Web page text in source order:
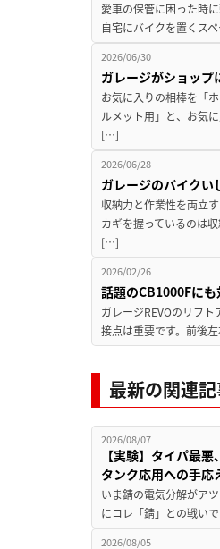
愛車の保管に困った時
自宅にバイクを置くス
2026/06/30
ガレージがショップ
お気に入りの相棒を「
ルメット用」と、お気
[…]
2026/06/28
ガレージのバイク
収納力と作業性を両立
カギを握っているのは
[…]
2026/02/26
話題のCB1000Fに
ガレージREVOのリフ
接点は重要です。前後
最新の関連
2026/08/07
【実験】タイパ最
タンク応用への手応
いま錆の電気分解がア
にコレ「錆」との戦い
2026/08/05